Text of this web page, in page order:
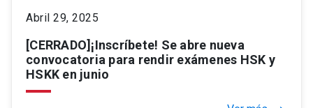
Abril 29, 2025
[CERRADO]¡Inscríbete! Se abre nueva
convocatoria para rendir exámenes HSK y
HSKK en junio